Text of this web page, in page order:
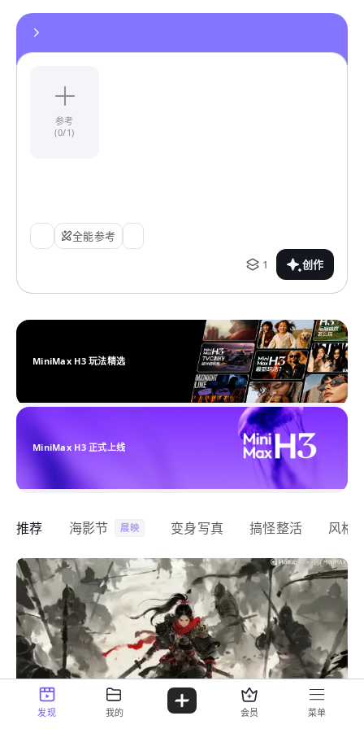
参考
(0/1)
全能参考
1
创作
MiniMax H3 玩法精选
MiniMax H3 正式上线
推荐 海影节 展映 变身写真 搞怪整活 风格
发现 我的 会员 菜单